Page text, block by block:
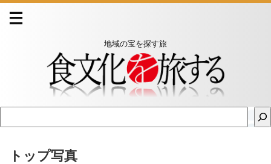
地域の宝を探す旅
トップ写真